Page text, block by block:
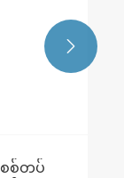
စစ်တပ်
